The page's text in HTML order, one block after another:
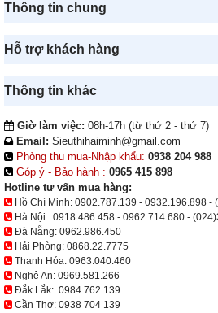
Thông tin chung
Hỗ trợ khách hàng
Thông tin khác
Giờ làm việc: 08h-17h (từ thứ 2 - thứ 7)
Email: Sieuthihaiminh@gmail.com
Phòng thu mua-Nhập khẩu: 0938 204 988
Góp ý - Bảo hành : 0965 415 898
Hotline tư vấn mua hàng:
Hồ Chí Minh: 0902.787.139 - 0932.196.898 -
Hà Nội: 0918.486.458 - 0962.714.680 -
Đà Nẵng: 0962.986.450
Hải Phòng: 0868.22.7775
Thanh Hóa: 0963.040.460
Nghệ An: 0969.581.266
Đắk Lắk: 0984.762.139
Cần Thơ: 0938 704 139